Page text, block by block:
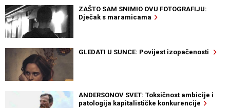
ZAŠTO SAM SNIMIO OVU FOTOGRAFIJU:
Dječak s maramicama
GLEDATI U SUNCE: Povijest izopačenosti
ANDERSONOV SVET: Toksičnost ambicije i
patologija kapitalističke konkurencije